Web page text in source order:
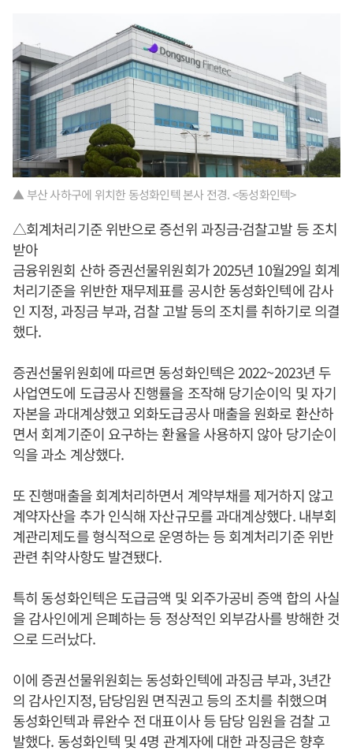
▲ 부산 사하구에 위치한 동성화인텍 본사 전경. <동성화인텍>
△회계처리기준 위반으로 증선위 과징금·검찰고발 등 조치
받아
금융위원회 산하 증권선물위원회가 2025년 10월29일 회계
처리기준을 위반한 재무제표를 공시한 동성화인텍에 감사
인 지정, 과징금 부과, 검찰 고발 등의 조치를 취하기로 의결
했다.
증권선물위원회에 따르면 동성화인텍은 2022~2023년 두
사업연도에 도급공사 진행률을 조작해 당기순이익 및 자기
자본을 과대계상했고 외화도급공사 매출을 원화로 환산하
면서 회계기준이 요구하는 환율을 사용하지 않아 당기순이
익을 과소 계상했다.
또 진행매출을 회계처리하면서 계약부채를 제거하지 않고
계약자산을 추가 인식해 자산규모를 과대계상했다. 내부회
계관리제도를 형식적으로 운영하는 등 회계처리기준 위반
관련 취약사항도 발견됐다.
특히 동성화인텍은 도급금액 및 외주가공비 증액 합의 사실
을 감사인에게 은폐하는 등 정상적인 외부감사를 방해한 것
으로 드러났다.
이에 증권선물위원회는 동성화인텍에 과징금 부과, 3년간
의 감사인지정, 담당임원 면직권고 등의 조치를 취했으며
동성화인텍과 류완수 전 대표이사 등 담당 임원을 검찰 고
발했다. 동성화인텍 및 4명 관계자에 대한 과징금은 향후